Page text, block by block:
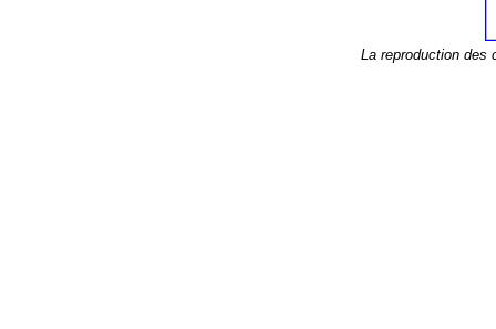
La reproduction des